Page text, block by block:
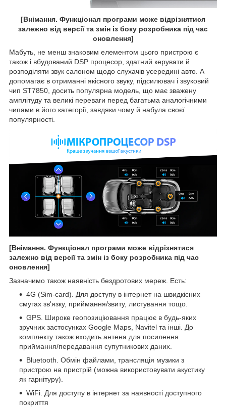
[Внімання. Функціонал програми може відрізнятися
залежно від версії та змін із боку розробника під час
оновлення]
Мабуть, не менш знаковим елементом цього пристрою є
також і вбудований DSP процесор, здатний керувати й
розподіляти звук салоном щодо слухачів усередині авто. А
допомагає в отриманні якісного звуку, підсилювач і звуковий
чип ST7850, досить популярна модель, що має зважену
амплітуду та великі переваги перед багатьма аналогічними
чипами в його категорії, завдяки чому й набула своєї
популярності.
[Внімання. Функціонал програми може відрізнятися
залежно від версії та змін із боку розробника під час
оновлення]
Зазначимо також наявність бездротових мереж. Есть:
4G (Sim-card). Для доступу в інтернет на швидкісних
смугах зв'язку, приймання/звиту, листування тощо.
GPS. Широке геопозиціювання працює в будь-яких
зручних застосунках Google Maps, Navitel та інші. До
комплекту також входить антена для посилення
приймання/передавання супутникових даних.
Bluetooth. Обмін файлами, трансляція музики з
пристрою на пристрій (можна використовувати акустику
як гарнітуру).
WiFi. Для доступу в інтернет за наявності доступного
покриття